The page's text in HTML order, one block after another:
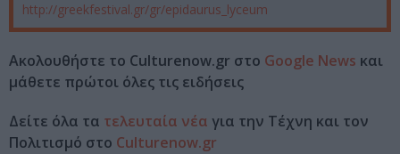
http://greekfestival.gr/gr/epidaurus_lyceum
Ακολουθήστε το Culturenow.gr στο Google News και
μάθετε πρώτοι όλες τις ειδήσεις
Δείτε όλα τα τελευταία νέα για την Τέχνη και τον
Πολιτισμό στο Culturenow.gr